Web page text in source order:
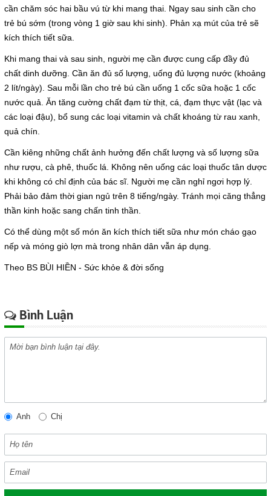
cần chăm sóc hai bầu vú từ khi mang thai. Ngay sau sinh cần cho
trẻ bú sớm (trong vòng 1 giờ sau khi sinh). Phản xạ mút của trẻ sẽ
kích thích tiết sữa.
Khi mang thai và sau sinh, người mẹ cần được cung cấp đầy đủ
chất dinh dưỡng. Cần ăn đủ số lượng, uống đủ lượng nước (khoảng
2 lít/ngày). Sau mỗi lần cho trẻ bú cần uống 1 cốc sữa hoặc 1 cốc
nước quả. Ăn tăng cường chất đạm từ thịt, cá, đạm thực vật (lạc và
các loại đậu), bổ sung các loại vitamin và chất khoáng từ rau xanh,
quả chín.
Cần kiêng những chất ảnh hưởng đến chất lượng và số lượng sữa
như rượu, cà phê, thuốc lá. Không nên uống các loại thuốc tân dược
khi không có chỉ định của bác sĩ. Người mẹ cần nghỉ ngơi hợp lý.
Phải bảo đảm thời gian ngủ trên 8 tiếng/ngày. Tránh mọi căng thẳng
thần kinh hoặc sang chấn tinh thần.
Có thể dùng một số món ăn kích thích tiết sữa như món cháo gạo
nếp và móng giò lợn mà trong nhân dân vẫn áp dụng.
Theo BS BÙI HIỀN - Sức khỏe & đời sống
Bình Luận
Anh Chị